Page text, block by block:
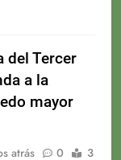
del Tercer
a la
mayor
atrás 0
3